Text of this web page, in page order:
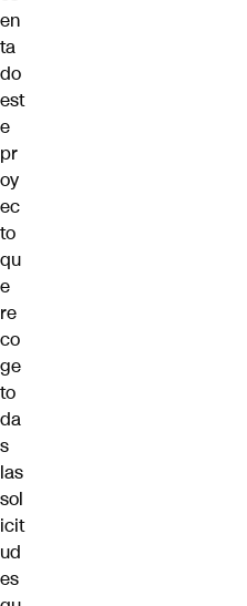
en
ta
do
est
e
pr
oy
ec
to
qu
e
re
co
ge
to
da
s
las
sol
icit
ud
es